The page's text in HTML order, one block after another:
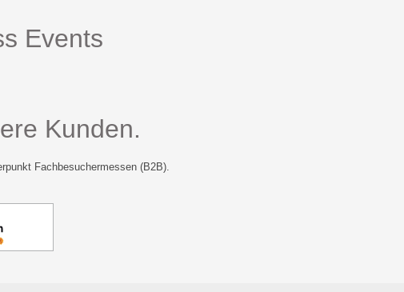
Events
Kunden.
Fachbesuchermessen (B2B).